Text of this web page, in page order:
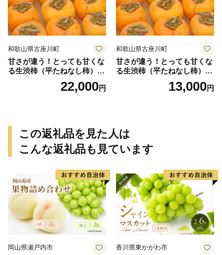
和歌山県古座川町
甘さが違う！とっても甘くな
る生渋柿（平たねなし柿）吊
ップ付約4.5～5kg 約24～30
22,000円
和歌山県古座川町
甘さが違う！とっても甘くな
る生渋柿（平たねなし柿）吊
ップ付付約1.5～2kg 約6～1
13,000円
この返礼品を見た人は
こんな返礼品も見ています
岡山県瀬戸内市 香川県東かがわ市